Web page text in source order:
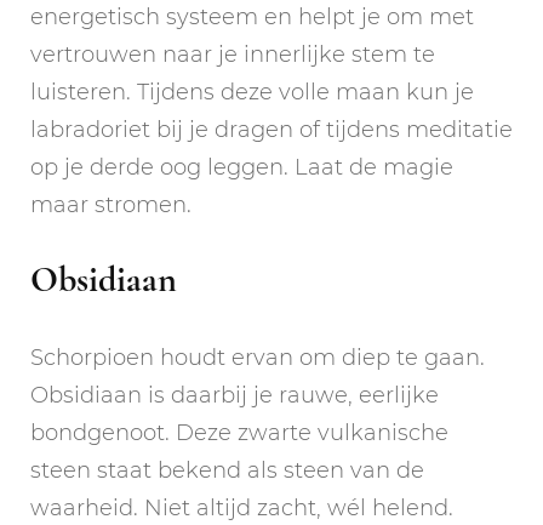
energetisch systeem en helpt je om met
vertrouwen naar je innerlijke stem te
luisteren. Tijdens deze volle maan kun je
labradoriet bij je dragen of tijdens meditatie
op je derde oog leggen. Laat de magie
maar stromen.
Obsidiaan
Schorpioen houdt ervan om diep te gaan.
Obsidiaan is daarbij je rauwe, eerlijke
bondgenoot. Deze zwarte vulkanische
steen staat bekend als steen van de
waarheid. Niet altijd zacht, wél helend.